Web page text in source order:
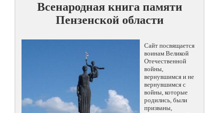
Всенародная книга памяти
Пензенской области
Сайт посвящается
воинам Великой
Отечественной
войны,
вернувшимся и не
вернувшимся с
войны, которые
родились, были
призваны,